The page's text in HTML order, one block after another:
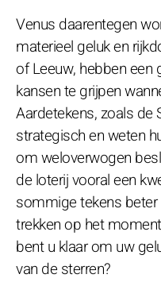
Venus daarentegen
materieel geluk en
of Leeuw, hebben een
kansen te grijpen
Aardetekens, zoals de
strategisch en weten
om weloverwogen
de loterij vooral een
sommige tekens
trekken op het
bent u klaar om uw
van de sterren?